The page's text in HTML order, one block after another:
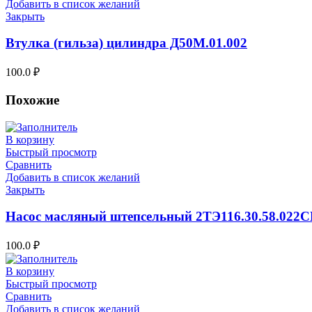
Добавить в список желаний
Закрыть
Втулка (гильза) цилиндра Д50М.01.002
100.0 ₽
Похожие
В корзину
Быстрый просмотр
Сравнить
Добавить в список желаний
Закрыть
Насос масляный штепсельный
100.0 ₽
В корзину
Быстрый просмотр
Сравнить
Добавить в список желаний